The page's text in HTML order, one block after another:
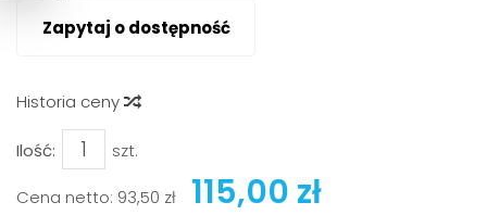
Zapytaj o dostępność
Historia ceny
Ilość: szt.
Cena netto: 93,50 zł 115,00 zł